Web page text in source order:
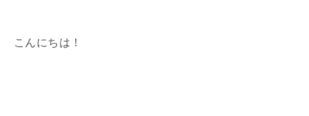
こんにちは！